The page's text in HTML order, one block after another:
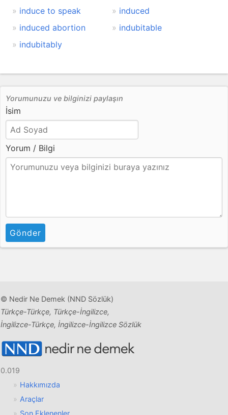
induce to speak
induced
induced abortion
indubitable
indubitably
Yorumunuzu ve bilginizi paylaşın
İsim
Yorum / Bilgi
Gönder
© Nedir Ne Demek (NND Sözlük)
Türkçe-Türkçe, Türkçe-İngilizce,
İngilizce-Türkçe, İngilizce-İngilizce Sözlük
0.019
Hakkımızda
Araçlar
Son Eklenenler